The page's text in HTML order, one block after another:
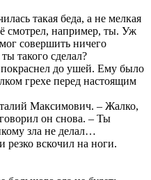
такая беда, а не мелкая
смотрел, например, ты. Уж
совершить ничего
такого сделал?
до ушей. Ему было
грехе перед настоящим
Максимович. – Жалко,
он снова. – Ты
зла не делал…
резко вскочил на ноги.